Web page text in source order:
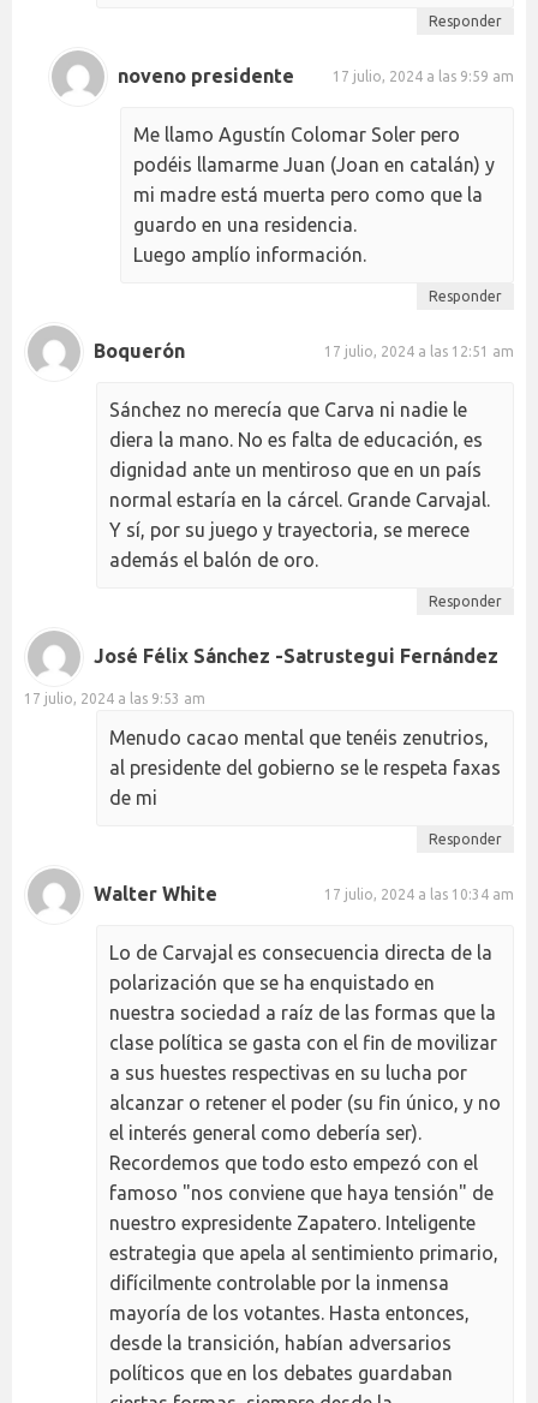
Responder
noveno presidente 17 julio, 2024 a las 9:59 am
Me llamo Agustín Colomar Soler pero
podéis llamarme Juan (Joan en catalán) y
mi madre está muerta pero como que la
guardo en una residencia.
Luego amplío información.
Responder
Boquerón 17 julio, 2024 a las 12:51 am
Sánchez no merecía que Carva ni nadie le
diera la mano. No es falta de educación, es
dignidad ante un mentiroso que en un país
normal estaría en la cárcel. Grande Carvajal.
Y sí, por su juego y trayectoria, se merece
además el balón de oro.
Responder
José Félix Sánchez -Satrustegui Fernández
17 julio, 2024 a las 9:53 am
Menudo cacao mental que tenéis zenutrios,
al presidente del gobierno se le respeta faxas
de mi
Responder
Walter White 17 julio, 2024 a las 10:34 am
Lo de Carvajal es consecuencia directa de la
polarización que se ha enquistado en
nuestra sociedad a raíz de las formas que la
clase política se gasta con el fin de movilizar
a sus huestes respectivas en su lucha por
alcanzar o retener el poder (su fin único, y no
el interés general como debería ser).
Recordemos que todo esto empezó con el
famoso "nos conviene que haya tensión" de
nuestro expresidente Zapatero. Inteligente
estrategia que apela al sentimiento primario,
difícilmente controlable por la inmensa
mayoría de los votantes. Hasta entonces,
desde la transición, habían adversarios
políticos que en los debates guardaban